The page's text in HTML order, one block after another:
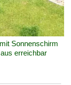
Sonnenschirm
erreichbar